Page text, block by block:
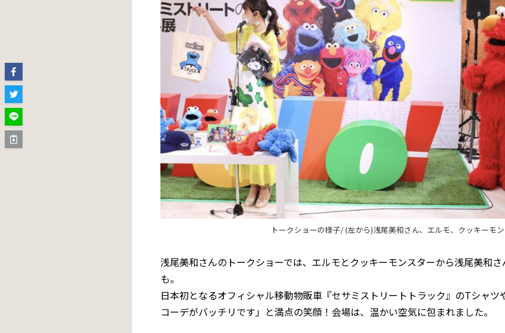
トークショーの様子/ (左から)浅尾美和さん、エルモ、クッキーモ
浅尾美和さんのトークショーでは、エルモとクッキーモンスターから浅尾美和
も。
日本初となるオフィシャル移動物販車『セサミストリートトラック』のTシャツ
コーデがバッチリです」と満点の笑顔！会場は、温かい空気に包まれました。